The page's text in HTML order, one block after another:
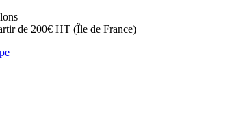
de 200€ HT (Île de France)